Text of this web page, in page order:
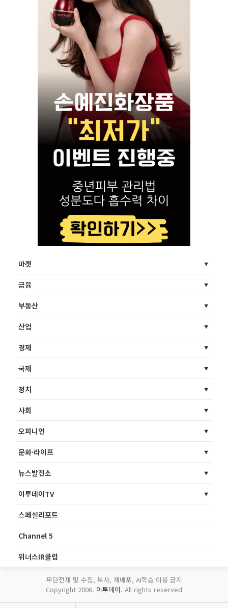
마켓
금융
부동산
산업
경제
국제
정치
사회
오피니언
문화·라이프
뉴스발전소
이투데이TV
스페셜리포트
Channel 5
위너스IR클럽
무단전재 및 수집, 복사, 재배포, AI학습 이용 금지
Copyright 2006. 이투데이. All rights reserved